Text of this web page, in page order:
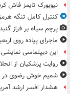
نیویورک تایمز فاش
کنترل کامل تنگه
پرچم سیاه بر فراز
ماجرای پیاده روی
این دیپلماسی
روایت پزشکیان از
شمیم خوش رضوی در
هشدار افسر ارشد